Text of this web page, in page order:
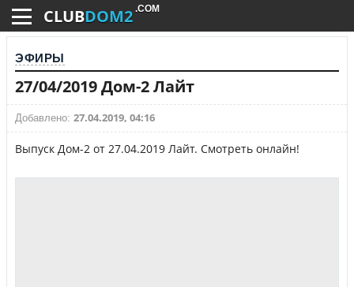
CLUBDOM2 .COM
ЭФИРЫ
27/04/2019 Дом-2 Лайт
Добавлено: 27.04.2019, 04:16
Выпуск Дом-2 от 27.04.2019 Лайт. Смотреть онлайн!